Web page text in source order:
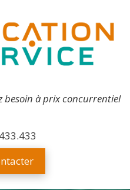
besoin à prix concurrentiel